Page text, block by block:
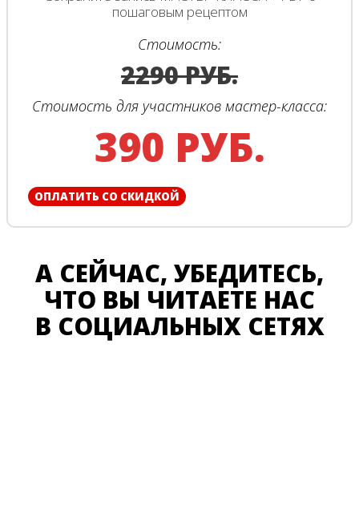
пошаговым рецептом
Стоимость:
2290 РУБ.
Стоимость для участников мастер-класса:
390 РУБ.
ОПЛАТИТЬ СО СКИДКОЙ
А СЕЙЧАС, УБЕДИТЕСЬ,
ЧТО ВЫ ЧИТАЕТЕ НАС
В СОЦИАЛЬНЫХ СЕТЯХ